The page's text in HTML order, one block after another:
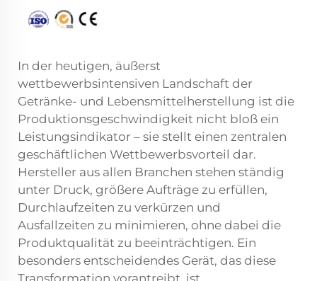
In der heutigen, äußerst
wettbewerbsintensiven Landschaft der
Getränke- und Lebensmittelherstellung ist die
Produktionsgeschwindigkeit nicht bloß ein
Leistungsindikator – sie stellt einen zentralen
geschäftlichen Wettbewerbsvorteil dar.
Hersteller aus allen Branchen stehen ständig
unter Druck, größere Aufträge zu erfüllen,
Durchlaufzeiten zu verkürzen und
Ausfallzeiten zu minimieren, ohne dabei die
Produktqualität zu beeinträchtigen. Ein
besonders entscheidendes Gerät, das diese
Transformation vorantreibt, ist